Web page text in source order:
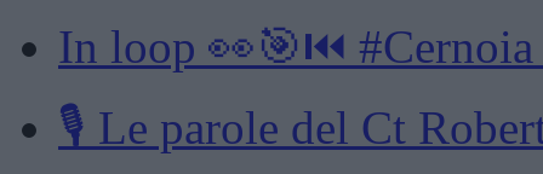
In loop 👀🎯⏮️ #Cernoia
🎙️ Le parole del Ct